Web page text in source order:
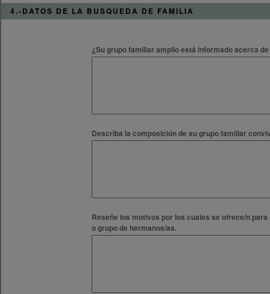
4.-DATOS DE LA BUSQUEDA DE FAMILIA
¿Su grupo familiar amplio está informado acerca
Describa la composición de su grupo familiar
Reseñe los motivos por los cuales se ofrece/n para
o grupo de hermanos/as.